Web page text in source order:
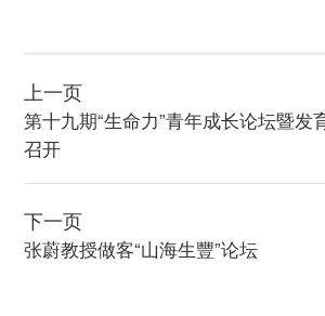
上一页
第十九期“生命力”青年成长论坛暨发
召开
下一页
张蔚教授做客“山海生豐”论坛